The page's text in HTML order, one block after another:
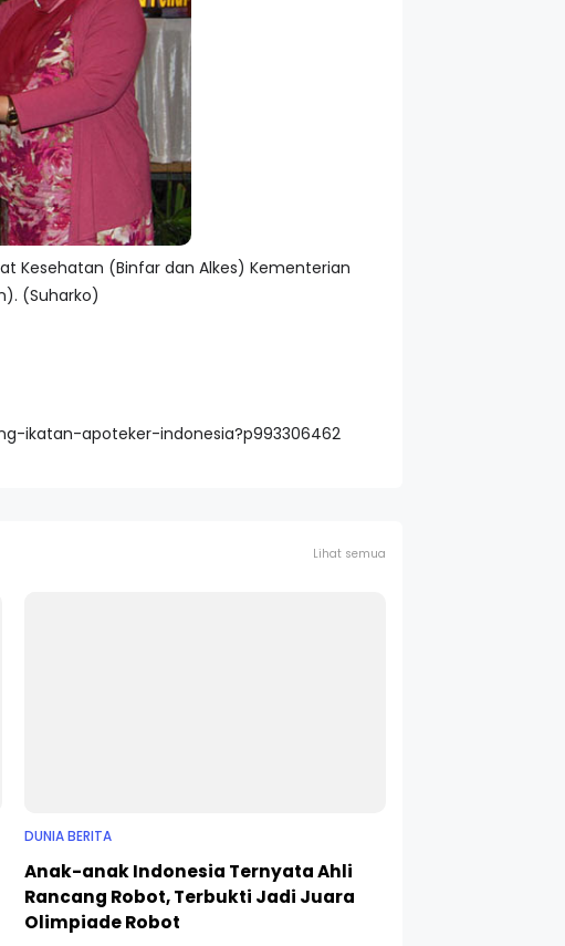
Kesehatan (Binfar dan Alkes) Kementerian
(Suharko)
ikatan-apoteker-indonesia?p993306462
Lihat semua
DUNIA BERITA
Anak-anak Indonesia Ternyata Ahli
Rancang Robot, Terbukti Jadi Juara
Olimpiade Robot